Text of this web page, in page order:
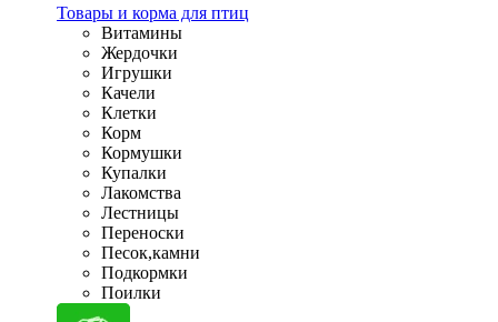
Товары и корма для птиц
Витамины
Жердочки
Игрушки
Качели
Клетки
Корм
Кормушки
Купалки
Лакомства
Лестницы
Переноски
Песок,камни
Подкормки
Поилки